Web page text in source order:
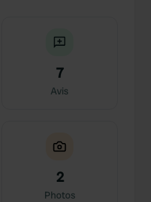
7
Avis
2
Photos